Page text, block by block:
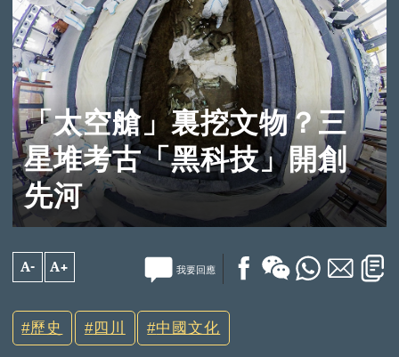
「太空艙」裏挖文物？三
星堆考古「黑科技」開創
先河
A- A+ 我要回應
歷史 四川 中國文化